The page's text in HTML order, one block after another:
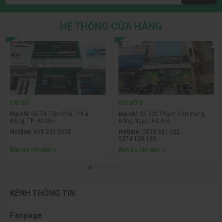
có thể là “tính năng” của mẫu này hoặc giá trị PL2 (Công
suất Turbo tối đa).
Tần số của CPU đã được quan sát trong khoảng 1,8 GHz
(sẽ không thấp hơn) và có thể lên đến 4,6 GHz với 1 lõi.
Sau khi đạt đến Tau (khoảng thời gian mà CPU có thể
duy trì ở trạng thái PL2), tần số giảm xuống còn 3,3 GHz.
Con chip này có xếp hạng công suất TDP / PL1 65 W và
giá trị Công suất tối đa Turbo PL2 rõ ràng là 148 W.
HỆ THỐNG CỬA HÀNG
CƠ SỞ
Địa chỉ: Số 74 Trần Phú, P. Hà
Đông, TP. Hà Nội
Hotline: 098.236.8008
Bản đồ chỉ dẫn
CƠ SỞ 3
Địa chỉ: Số 330 Phạm Văn Đồng,
Đông Ngạc, Hà Nội
Hotline: 0833.921.922 -
0374.120.130
Bản đồ chỉ dẫn
KÊNH THÔNG TIN
Fanpage